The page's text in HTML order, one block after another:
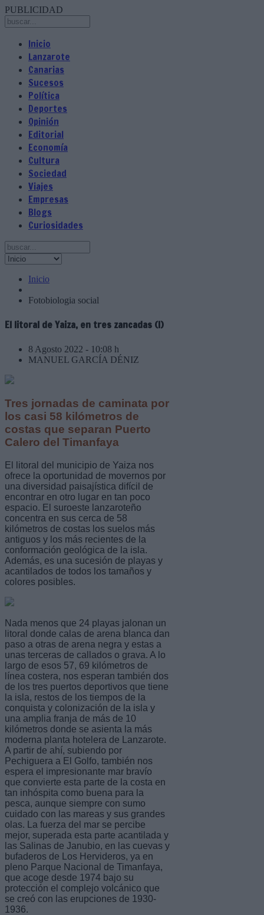
PUBLICIDAD
Inicio
Lanzarote
Canarias
Sucesos
Política
Deportes
Opinión
Editorial
Economía
Cultura
Sociedad
Viajes
Empresas
Blogs
Curiosidades
Inicio
Fotobiologia social
El litoral de Yaiza, en tres zancadas (I)
8 Agosto 2022 - 10:08 h
MANUEL GARCÍA DÉNIZ
Tres jornadas de caminata por
los casi 58 kilómetros de
costas que separan Puerto
Calero del Timanfaya
El litoral del municipio de Yaiza nos
ofrece la oportunidad de movernos por
una diversidad paisajística difícil de
encontrar en otro lugar en tan poco
espacio. El suroeste lanzaroteño
concentra en sus cerca de 58
kilómetros de costas los suelos más
antiguos y los más recientes de la
conformación geológica de la isla.
Además, es una sucesión de playas y
acantilados de todos los tamaños y
colores posibles.
Nada menos que 24 playas jalonan un
litoral donde calas de arena blanca dan
paso a otras de arena negra y estas a
unas terceras de callados o grava. A lo
largo de esos 57, 69 kilómetros de
línea costera, nos esperan también dos
de los tres puertos deportivos que tiene
la isla, restos de los tiempos de la
conquista y colonización de la isla y
una amplia franja de más de 10
kilómetros donde se asienta la más
moderna planta hotelera de Lanzarote.
A partir de ahí, subiendo por
Pechiguera a El Golfo, también nos
espera el impresionante mar bravío
que convierte esta parte de la costa en
tan inhóspita como buena para la
pesca, aunque siempre con sumo
cuidado con las mareas y sus grandes
olas. La fuerza del mar se percibe
mejor, superada esta parte acantilada y
las Salinas de Janubio, en las cuevas y
bufaderos de Los Hervideros, ya en
pleno Parque Nacional de Timanfaya,
que acoge desde 1974 bajo su
protección el complejo volcánico que
se creó con las erupciones de 1930-
1936.